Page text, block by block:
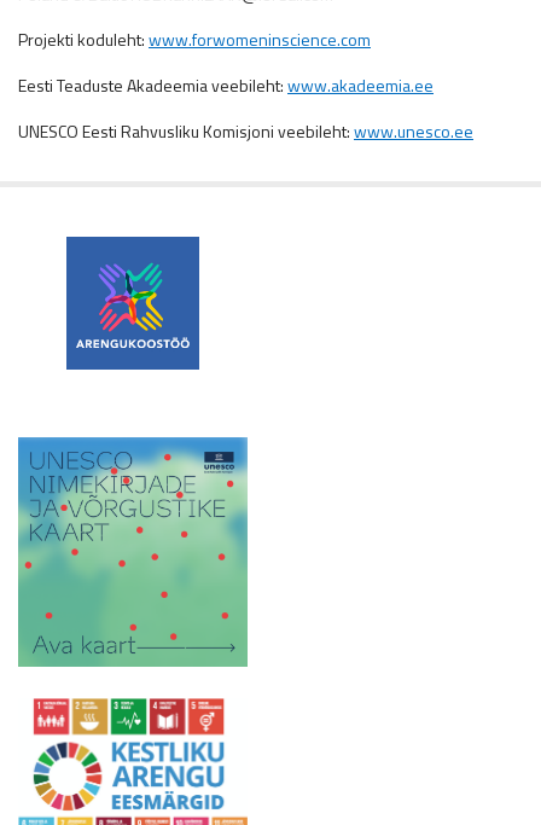
Projekti koduleht:www.forwomeninscience.com
Eesti Teaduste Akadeemia veebileht:www.akadeemia.ee
UNESCO Eesti Rahvusliku Komisjoni veebileht:www.unesco.ee